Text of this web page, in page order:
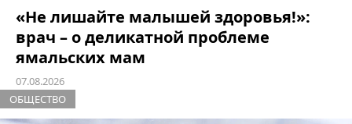
«Не лишайте малышей здоровья!»:
врач – о деликатной проблеме
ямальских мам
07.08.2026
ОБЩЕСТВО